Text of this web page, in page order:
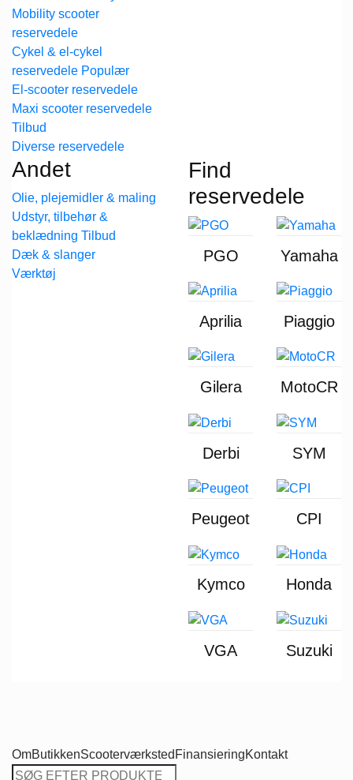
Mobility scooter
reservedele
Cykel & el-cykel
reservedele
El-scooter reservedele
Maxi scooter reservedele
Diverse reservedele
Andet
Olie, plejemidler & maling
Udstyr, tilbehør &
beklædning
Dæk & slanger
Værktøj
Find
reservedele
PGO Yamaha
Aprilia Piaggio
Gilera MotoCR
Derbi SYM
Peugeot CPI
Kymco Honda
VGA Suzuki
OmButikkenScooterværksted FinansieringKontakt
Søg